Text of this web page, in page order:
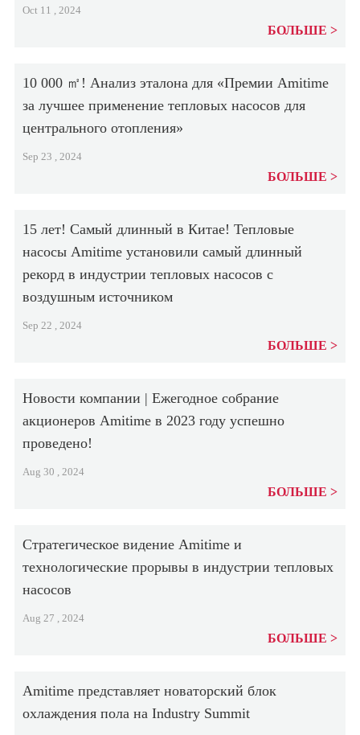
Oct 11 , 2024
БОЛЬШЕ
10 000 ㎡! Анализ эталона для «Премии Amitime
за лучшее применение тепловых насосов для
центрального отопления»
Sep 23 , 2024
БОЛЬШЕ
15 лет! Самый длинный в Китае! Тепловые
насосы Amitime установили самый длинный
рекорд в индустрии тепловых насосов с
воздушным источником
Sep 22 , 2024
БОЛЬШЕ
Новости компании | Ежегодное собрание
акционеров Amitime в 2023 году успешно
проведено!
Aug 30 , 2024
БОЛЬШЕ
Стратегическое видение Amitime и
технологические прорывы в индустрии тепловых
насосов
Aug 27 , 2024
БОЛЬШЕ
Amitime представляет новаторский блок
охлаждения пола на Industry Summit